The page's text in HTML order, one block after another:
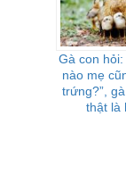
Gà con hỏi:
nào mẹ
trứng?”,
thật là